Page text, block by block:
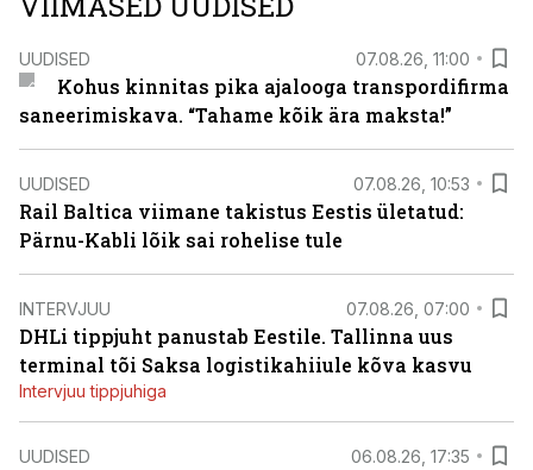
UUDISED 07.08.26, 11:00
Kohus kinnitas pika ajalooga transpordifirma
saneerimiskava. “Tahame kõik ära maksta!”
UUDISED 07.08.26, 10:53
Rail Baltica viimane takistus Eestis ületatud:
Pärnu-Kabli lõik sai rohelise tule
INTERVJUU 07.08.26, 07:00
DHLi tippjuht panustab Eestile. Tallinna uus
terminal tõi Saksa logistikahiiule kõva kasvu
Intervjuu tippjuhiga
UUDISED 06.08.26, 17:35